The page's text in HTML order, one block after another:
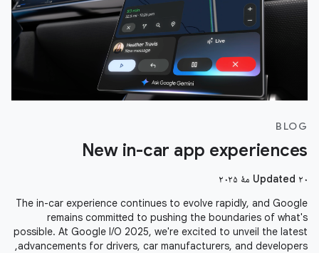
BLOG
New in-car app experiences
Updated ۲۰ مهٔ ۲۰۲۵
The in-car experience continues to evolve rapidly, and Google
remains committed to pushing the boundaries of what's
possible. At Google I/O 2025, we're excited to unveil the latest
advancements for drivers, car manufacturers, and developers,